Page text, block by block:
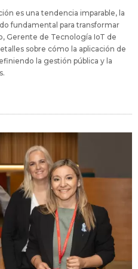
es una tendencia imparable, la
fundamental para transformar
Gerente de Tecnología IoT de
sobre cómo la aplicación de
la gestión pública y la